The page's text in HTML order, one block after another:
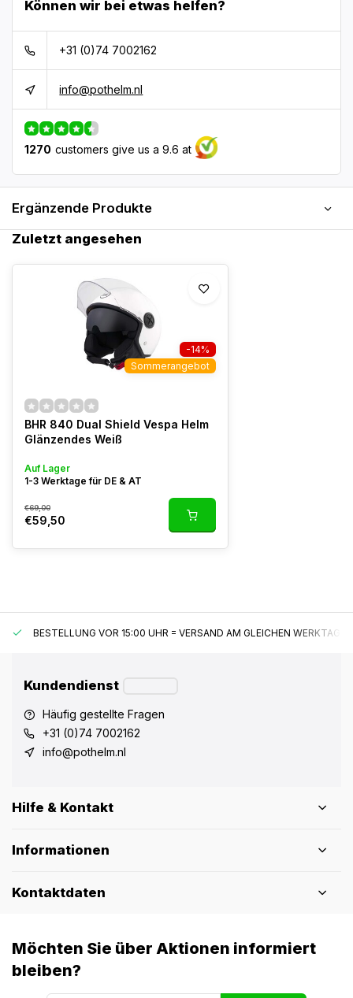
Können wir bei etwas helfen?
+31 (0)74 7002162
info@pothelm.nl
1270 customers give us a 9.6 at
Ergänzende Produkte
Zuletzt angesehen
-14%
Sommerangebot
BHR 840 Dual Shield Vespa Helm
Glänzendes Weiß
Auf Lager
1-3 Werktage für DE & AT
€69,00
€59,50
BESTELLUNG VOR 15:00 UHR = VERSAND AM GLEICHEN WERKTAG*
Kundendienst
Häufig gestellte Fragen
+31 (0)74 7002162
info@pothelm.nl
Hilfe & Kontakt
Informationen
Kontaktdaten
Möchten Sie über Aktionen informiert
bleiben?